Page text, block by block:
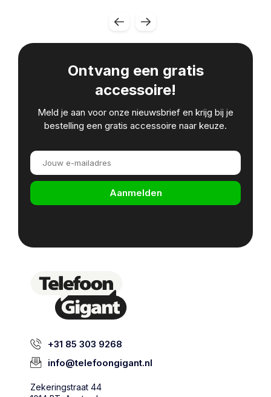
Ontvang een gratis
accessoire!
Meld je aan voor onze nieuwsbrief en krijg bij je
bestelling een gratis accessoire naar keuze.
Aanmelden
+31 85 303 9268
info@telefoongigant.nl
Zekeringstraat 44